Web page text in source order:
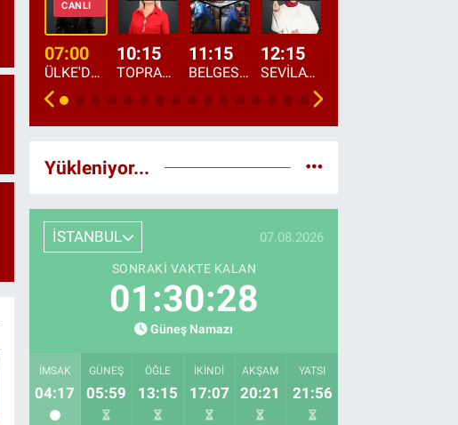
CANLI
07:00
ÜLKE'DE BU SABAH
10:15
TOPRAKTAN SOFRAYA
11:15
BELGESEL: "ÜLKE'NİN ALIN TERİ"
12:15
SEVİLAY SUNGUR İLE ELİMİN BEREKETİ
Yükleniyor...
İSTANBUL 07.08.2026
SONRAKI VAKTE KALAN
01:30:27
Güneş Namazı
İMSAK
04:17
GÜNEŞ
05:59
ÖĞLE
13:15
İKINDI
17:07
AKŞAM
20:21
YATSI
21:56